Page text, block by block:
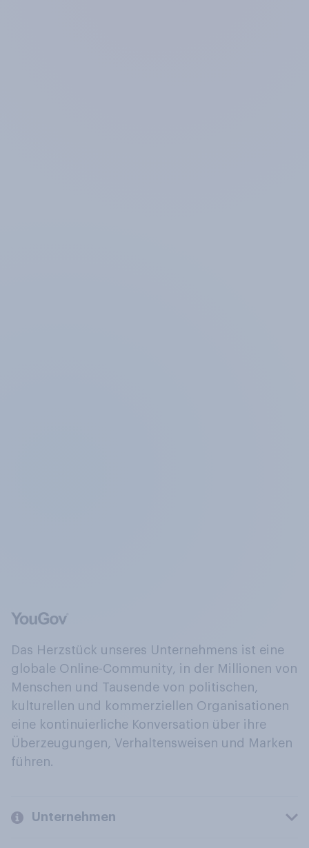
Das Herzstück unseres Unternehmens ist eine
globale Online-Community, in der Millionen von
Menschen und Tausende von politischen,
kulturellen und kommerziellen Organisationen
eine kontinuierliche Konversation über ihre
Überzeugungen, Verhaltensweisen und Marken
führen.
Unternehmen